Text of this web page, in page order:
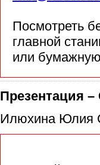
Посмотреть
главной
или
Презентация
Илюхина Юлия